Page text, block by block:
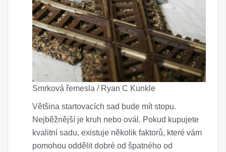
Smrková řemesla / Ryan C Kunkle
Většina startovacích sad bude mít stopu.
Nejběžnější je kruh nebo ovál. Pokud kupujete
kvalitní sadu, existuje několik faktorů, které vám
pomohou oddělit dobré od špatného od